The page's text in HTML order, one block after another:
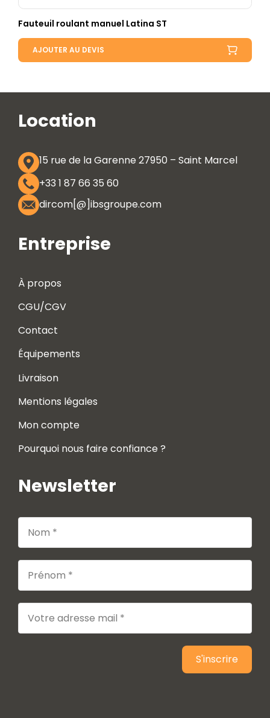
Fauteuil roulant manuel Latina ST
AJOUTER AU DEVIS
Location
15 rue de la Garenne 27950 – Saint Marcel
+33 1 87 66 35 60
dircom[@]ibsgroupe.com
Entreprise
À propos
CGU/CGV
Contact
Équipements
Livraison
Mentions légales
Mon compte
Pourquoi nous faire confiance ?
Newsletter
S'inscrire